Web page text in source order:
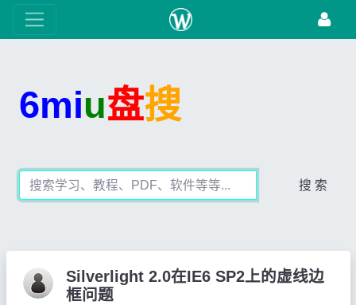
6miu盘搜
搜 索
Silverlight 2.0在IE6 SP2上的虚线边
框问题